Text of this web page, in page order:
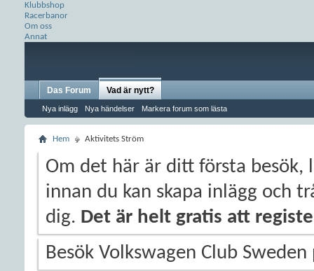
Klubbshop
Racerbanor
Om oss
Annat
Das Forum Vad är nytt?
Nya inlägg Nya händelser Markera forum som lästa
Hem Aktivitets Ström
Om det här är ditt första besök,
innan du kan skapa inlägg och
dig. Det är helt gratis att
Besök Volkswagen Club